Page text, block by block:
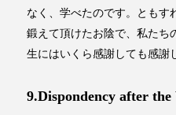
なく、学べたのです。ともす
鍛えて頂けたお陰で、私たち
生にはいくら感謝しても感謝
9.Dispondency after the